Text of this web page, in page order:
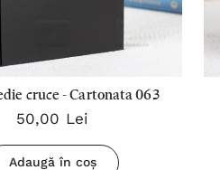
cruce - Cartonata 063
50,00 Lei
Adaugă în coș